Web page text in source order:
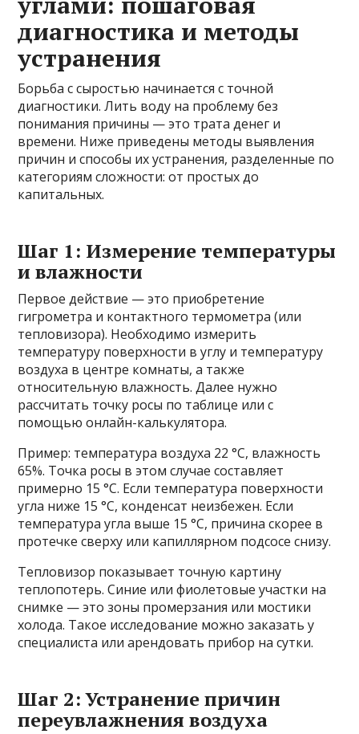
диагностика и методы
устранения
Борьба с сыростью начинается с точной
диагностики. Лить воду на проблему без
понимания причины — это трата денег и
времени. Ниже приведены методы выявления
причин и способы их устранения, разделенные по
категориям сложности: от простых до
капитальных.
Шаг 1: Измерение температуры
и влажности
Первое действие — это приобретение
гигрометра и контактного термометра (или
тепловизора). Необходимо измерить
температуру поверхности в углу и температуру
воздуха в центре комнаты, а также
относительную влажность. Далее нужно
рассчитать точку росы по таблице или с
помощью онлайн-калькулятора.
Пример: температура воздуха 22 °C, влажность
65%. Точка росы в этом случае составляет
примерно 15 °C. Если температура поверхности
угла ниже 15 °C, конденсат неизбежен. Если
температура угла выше 15 °C, причина скорее в
протечке сверху или капиллярном подсосе снизу.
Тепловизор показывает точную картину
теплопотерь. Синие или фиолетовые участки на
снимке — это зоны промерзания или мостики
холода. Такое исследование можно заказать у
специалиста или арендовать прибор на сутки.
Шаг 2: Устранение причин
переувлажнения воздуха